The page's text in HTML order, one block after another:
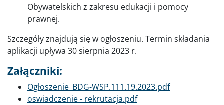
Obywatelskich z zakresu edukacji i pomocy
prawnej.
Szczegóły znajdują się w ogłoszeniu. Termin składania
aplikacji upływa 30 sierpnia 2023 r.
Załączniki:
Dokument
Ogłoszenie_BDG-WSP.111.19.2023.pdf
Dokument
oswiadczenie - rekrutacja.pdf